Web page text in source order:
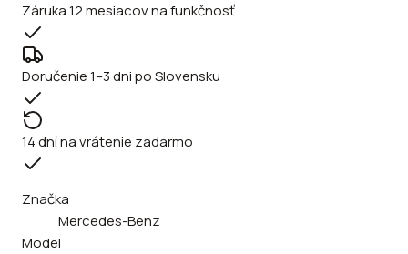
Záruka 12 mesiacov na funkčnosť
Doručenie 1–3 dni po Slovensku
14 dní na vrátenie zadarmo
Značka
Mercedes-Benz
Model